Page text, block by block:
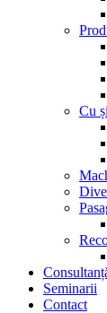
Cu
Seminarii
Contact